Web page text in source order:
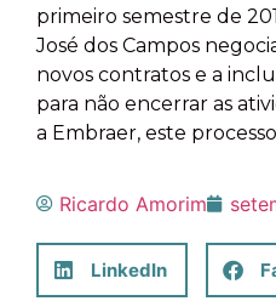
primeiro semestre de
José dos Campos
novos contratos e a
para não encerrar as
a Embraer, este
Ricardo Amorim
LinkedIn